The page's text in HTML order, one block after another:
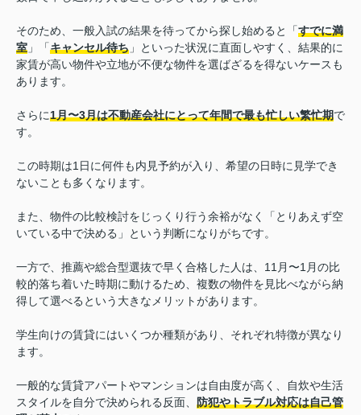
そのため、一般入試の結果を待ってから探し始めると「すでに満
室 」「キャンセル待ち 」といった状況に直面しやすく、結果的に
家賃が高い物件や立地が不便な物件を選ばざるを得ないケースも
あります。
さらに1月〜3月は不動産会社にとって年間で最も忙しい繁忙期で
す。
この時期は1日に何件も内見予約が入り、希望の日時に見学でき
ないことも多くなります。
また、物件の比較検討をじっくり行う余裕がなく「とりあえず空
いている中で決める」という判断になりがちです。
一方で、推薦や総合型選抜で早く合格した人は、11月〜1月の比
較的落ち着いた時期に動けるため、複数の物件を見比べながら納
得して選べるという大きなメリットがあります。
学生向けの賃貸にはいくつか種類があり、それぞれ特徴が異なり
ます。
一般的な賃貸アパートやマンションは自由度が高く、自炊や生活
スタイルを自分で決められる反面、 防犯やトラブル対応は自己管